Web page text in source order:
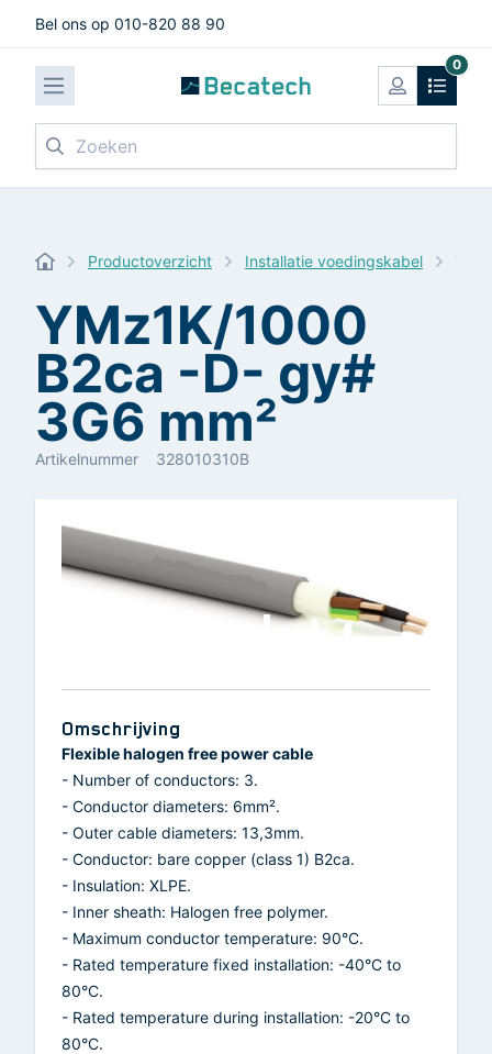
Bel ons op 010-820 88 90
0
Zoeken
Productoverzicht Installatie voedingskabel
YMz1K/1000
B2ca -D- gy#
3G6 mm²
Artikelnummer 328010310B
Omschrijving
Flexible halogen free power cable
- Number of conductors: 3.
- Conductor diameters: 6mm².
- Outer cable diameters: 13,3mm.
- Conductor: bare copper (class 1) B2ca.
- Insulation: XLPE.
- Inner sheath: Halogen free polymer.
- Maximum conductor temperature: 90°C.
- Rated temperature fixed installation: -40°C to
80°C.
- Rated temperature during installation: -20°C to
80°C.